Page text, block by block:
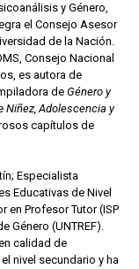
y Género,
el Consejo Asesor
de la Nación.
Consejo Nacional
es autora de
deGénero y
Niñez, Adolescencia y
capítulos de
Especialista
Educativas de Nivel
en Profesor Tutor (ISP
Género (UNTREF).
calidad de
nivel secundario y ha